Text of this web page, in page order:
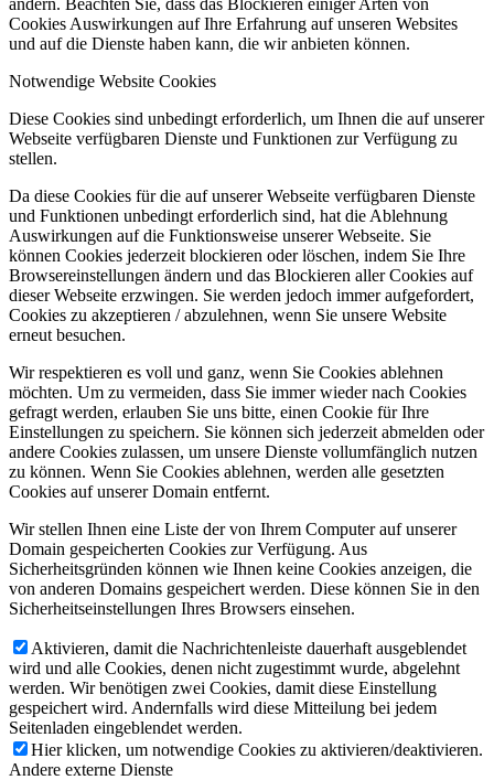
Cookies Auswirkungen auf Ihre Erfahrung auf unseren Websites
und auf die Dienste haben kann, die wir anbieten können.
Notwendige Website Cookies
Diese Cookies sind unbedingt erforderlich, um Ihnen die auf unserer
Webseite verfügbaren Dienste und Funktionen zur Verfügung zu
stellen.
Da diese Cookies für die auf unserer Webseite verfügbaren Dienste
und Funktionen unbedingt erforderlich sind, hat die Ablehnung
Auswirkungen auf die Funktionsweise unserer Webseite. Sie
können Cookies jederzeit blockieren oder löschen, indem Sie Ihre
Browsereinstellungen ändern und das Blockieren aller Cookies auf
dieser Webseite erzwingen. Sie werden jedoch immer aufgefordert,
Cookies zu akzeptieren / abzulehnen, wenn Sie unsere Website
erneut besuchen.
Wir respektieren es voll und ganz, wenn Sie Cookies ablehnen
möchten. Um zu vermeiden, dass Sie immer wieder nach Cookies
gefragt werden, erlauben Sie uns bitte, einen Cookie für Ihre
Einstellungen zu speichern. Sie können sich jederzeit abmelden oder
andere Cookies zulassen, um unsere Dienste vollumfänglich nutzen
zu können. Wenn Sie Cookies ablehnen, werden alle gesetzten
Cookies auf unserer Domain entfernt.
Wir stellen Ihnen eine Liste der von Ihrem Computer auf unserer
Domain gespeicherten Cookies zur Verfügung. Aus
Sicherheitsgründen können wie Ihnen keine Cookies anzeigen, die
von anderen Domains gespeichert werden. Diese können Sie in den
Sicherheitseinstellungen Ihres Browsers einsehen.
Aktivieren, damit die Nachrichtenleiste dauerhaft ausgeblendet
wird und alle Cookies, denen nicht zugestimmt wurde, abgelehnt
werden. Wir benötigen zwei Cookies, damit diese Einstellung
gespeichert wird. Andernfalls wird diese Mitteilung bei jedem
Seitenladen eingeblendet werden.
Hier klicken, um notwendige Cookies zu aktivieren/deaktivieren.
Andere externe Dienste